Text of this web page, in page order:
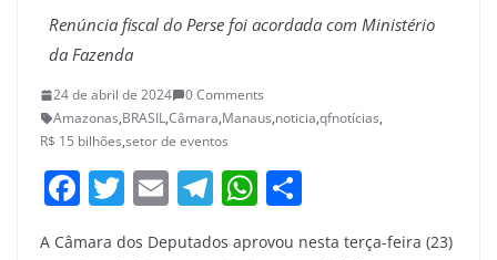
Renúncia fiscal do Perse foi acordada com Ministério
da Fazenda
24 de abril de 2024
0 Comments
Amazonas,BRASIL,Câmara,Manaus,noticia,qfnotícias,
R$ 15 bilhões,setor de eventos
F T
w
E T W
A Câmara dos Deputados aprovou nesta terça-feira (23)